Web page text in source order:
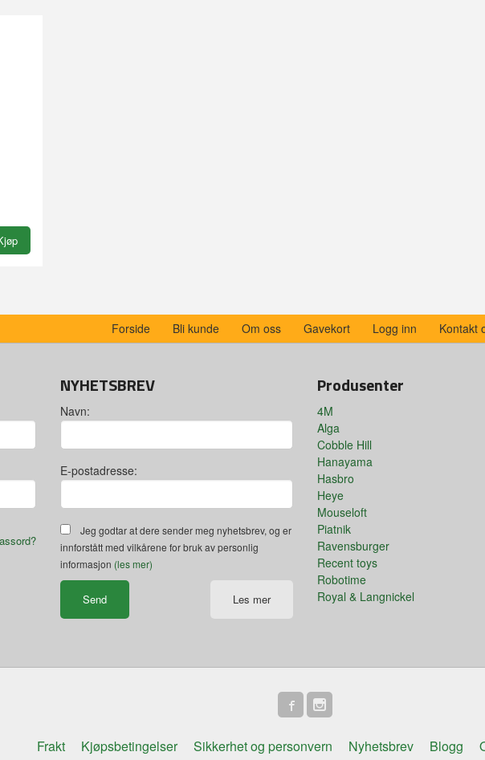
Forside Bli kunde Om oss Gavekort Logg inn Kontakt
NYHETSBREV
Navn:
E-postadresse:
Jeg godtar at dere sender meg nyhetsbrev, og er
innforstått med vilkårene for bruk av personlig
informasjon (les mer)
Les mer
Produsenter
4M
Alga
Cobble Hill
Hanayama
Hasbro
Heye
Mouseloft
Piatnik
Ravensburger
Recent toys
Robotime
Royal & Langnickel
Frakt Kjøpsbetingelser Sikkerhet og personvern Nyhetsbrev Blogg